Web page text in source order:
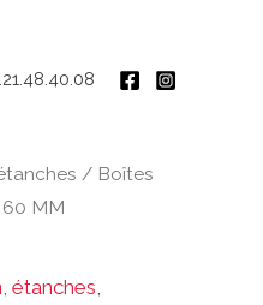
/ Boîtes
60 MM
étanches